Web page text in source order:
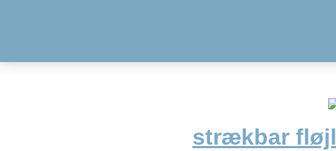
strækbar fløjl